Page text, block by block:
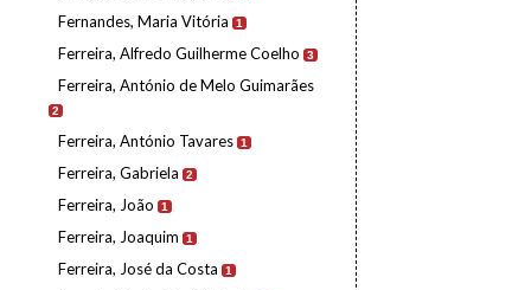
Fernandes, Maria Vitória 1
Ferreira, Alfredo Guilherme Coelho 3
Ferreira, António de Melo Guimarães
2
Ferreira, António Tavares 1
Ferreira, Gabriela 2
Ferreira, João 1
Ferreira, Joaquim 1
Ferreira, José da Costa 1